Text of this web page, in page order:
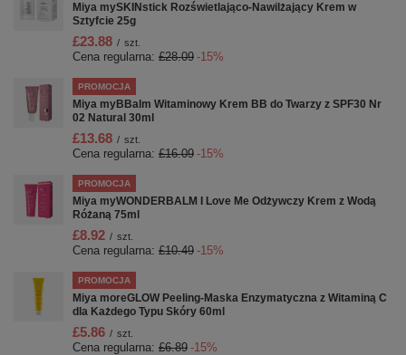
Miya mySKINstick Rozświetlająco-Nawilżający Krem w
Sztyfcie 25g
£23.88 / szt.
Cena regularna: £28.09 -15%
PROMOCJA
Miya myBBalm Witaminowy Krem BB do Twarzy z SPF30 Nr
02 Natural 30ml
£13.68 / szt.
Cena regularna: £16.09 -15%
PROMOCJA
Miya myWONDERBALM I Love Me Odżywczy Krem z Wodą
Różaną 75ml
£8.92 / szt.
Cena regularna: £10.49 -15%
PROMOCJA
Miya moreGLOW Peeling-Maska Enzymatyczna z Witaminą C
dla Każdego Typu Skóry 60ml
£5.86 / szt.
Cena regularna: £6.89 -15%